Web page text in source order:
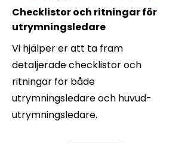
Checklistor och ritningar för
utrymningsledare
Vi hjälper er att ta fram
detaljerade checklistor och
ritningar för både
utrymningsledare och huvud-
utrymningsledare.